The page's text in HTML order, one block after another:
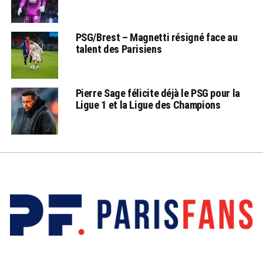
PSG/Brest – Magnetti résigné face au
talent des Parisiens
Pierre Sage félicite déjà le PSG pour la
Ligue 1 et la Ligue des Champions